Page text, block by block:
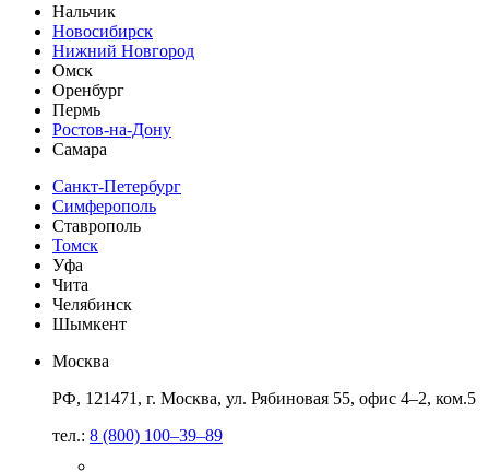
Нальчик
Новосибирск
Нижний Новгород
Омск
Оренбург
Пермь
Ростов-на-Дону
Самара
Санкт-Петербург
Симферополь
Ставрополь
Томск
Уфа
Чита
Челябинск
Шымкент
Москва
РФ, 121471, г. Москва, ул. Рябиновая 55, офис 4–2, ком.5
тел.: 8 (800) 100–39–89